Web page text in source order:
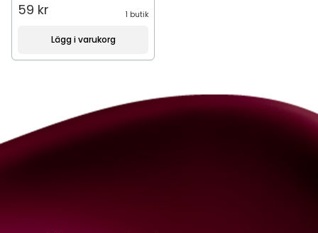
59 kr 1 butik
Lägg i varukorg